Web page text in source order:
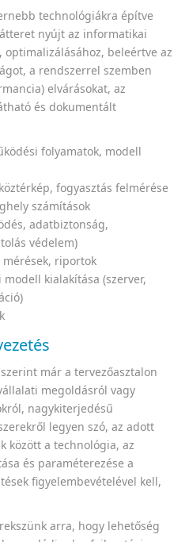
technológiákra építve
nyújt az informatikai
beleértve az
a rendszerrel szemben
elvárásokat, az
és dokumentált
folyamatok, modell
fogyasztás felmérése
számítások
adatbiztonság,
védelem)
riportok
kialakítása (szerver,
már a tervezőasztalon
megoldásról vagy
nagykiterjedésű
legyen szó, az adott
között a technológia, az
és paraméterezése a
figyelembevételével kell,
arra, hogy lehetőség